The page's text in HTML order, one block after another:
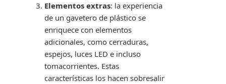
Elementos extras: la experiencia
de un gavetero de plástico se
enriquece con elementos
adicionales, como cerraduras,
espejos, luces LED e incluso
tomacorrientes. Estas
características los hacen sobresalir